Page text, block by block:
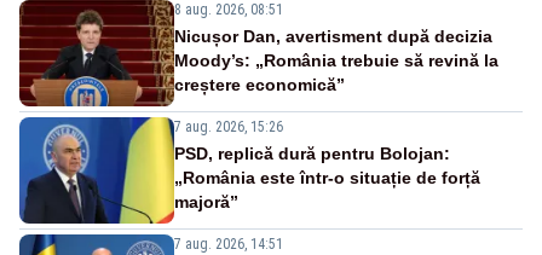
8 aug. 2026, 08:51
Nicușor Dan, avertisment după decizia
Moody’s: „România trebuie să revină la
creștere economică”
7 aug. 2026, 15:26
PSD, replică dură pentru Bolojan:
„România este într-o situație de forță
majoră”
7 aug. 2026, 14:51